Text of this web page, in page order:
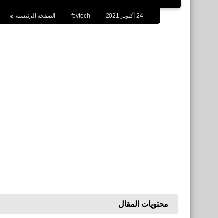
fovtech الصفحة الرئيسية
محتويات المقال